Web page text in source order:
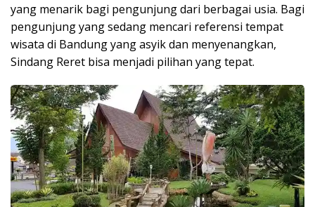
yang menarik bagi pengunjung dari berbagai usia. Bagi
pengunjung yang sedang mencari referensi tempat
wisata di Bandung yang asyik dan menyenangkan,
Sindang Reret bisa menjadi pilihan yang tepat.